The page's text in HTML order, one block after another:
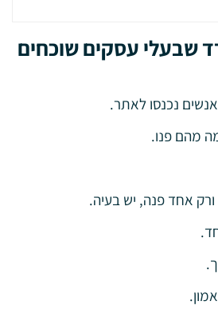
שבעלי עסקים שוכחים
נכנסו לאתר.
מהם פנו.